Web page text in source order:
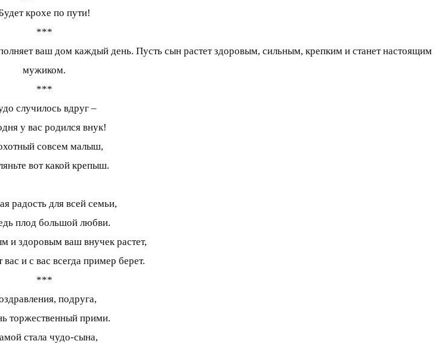
крохе по пути!
***
ваш дом каждый день. Пусть сын растет здоровым, сильным, крепким и станет настоящим
мужиком.
***
случилось вдруг –
у вас родился внук!
совсем малыш,
вот какой крепыш.
радость для всей семьи,
плод большой любви.
и здоровым ваш внучек растет,
вас и с вас всегда пример берет.
***
подруга,
торжественный прими.
стала чудо-сына,